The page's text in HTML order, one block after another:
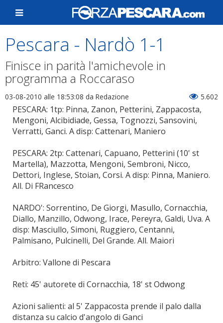
Pescara - Nardò 1-1
Finisce in parità l'amichevole in
programma a Roccaraso
03-08-2010 alle 18:53:08 da Redazione 5.602
PESCARA: 1tp: Pinna, Zanon, Petterini, Zappacosta,
Mengoni, Alcibidiade, Gessa, Tognozzi, Sansovini,
Verratti, Ganci. A disp: Cattenari, Maniero
PESCARA: 2tp: Cattenari, Capuano, Petterini (10' st
Martella), Mazzotta, Mengoni, Sembroni, Nicco,
Dettori, Inglese, Stoian, Corsi. A disp: Pinna, Maniero.
All. Di FRancesco
NARDO': Sorrentino, De Giorgi, Masullo, Cornacchia,
Diallo, Manzillo, Odwong, Irace, Pereyra, Galdi, Uva. A
disp: Masciullo, Simoni, Ruggiero, Centanni,
Palmisano, Pulcinelli, Del Grande. All. Maiori
Arbitro: Vallone di Pescara
Reti: 45' autorete di Cornacchia, 18' st Odwong
Azioni salienti: al 5' Zappacosta prende il palo dalla
distanza su calcio d'angolo di Ganci